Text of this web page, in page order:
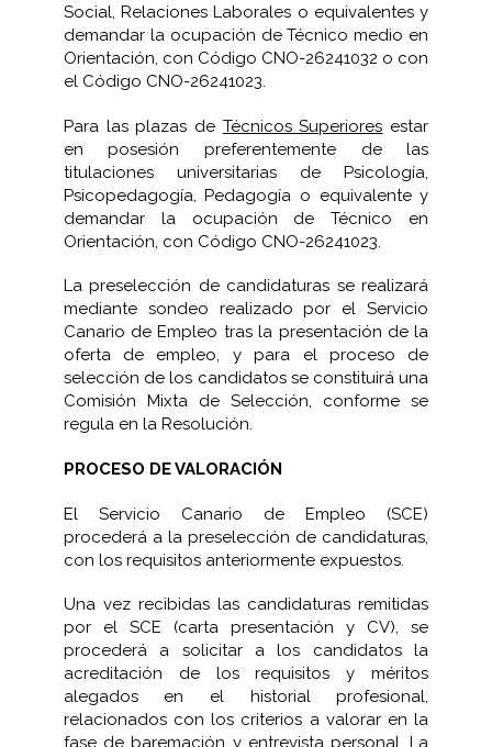
Social, Relaciones Laborales o equivalentes y
demandar la ocupación de Técnico medio en
Orientación, con Código CNO-26241032 o con
el Código CNO-26241023.
Para las plazas de Técnicos Superiores estar
en posesión preferentemente de las
titulaciones universitarias de Psicología,
Psicopedagogía, Pedagogía o equivalente y
demandar la ocupación de Técnico en
Orientación, con Código CNO-26241023.
La preselección de candidaturas se realizará
mediante sondeo realizado por el Servicio
Canario de Empleo tras la presentación de la
oferta de empleo, y para el proceso de
selección de los candidatos se constituirá una
Comisión Mixta de Selección, conforme se
regula en la Resolución.
PROCESO DE VALORACIÓN
El Servicio Canario de Empleo (SCE)
procederá a la preselección de candidaturas,
con los requisitos anteriormente expuestos.
Una vez recibidas las candidaturas remitidas
por el SCE (carta presentación y CV), se
procederá a solicitar a los candidatos la
acreditación de los requisitos y méritos
alegados en el historial profesional,
relacionados con los criterios a valorar en la